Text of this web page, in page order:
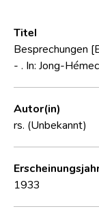
Kontakt
Titel
Besprechungen
- . In: Jong-
Autor(in)
rs. (Unbekannt)
1933